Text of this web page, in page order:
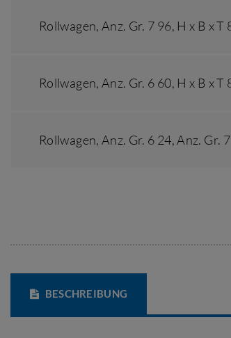
Rollwagen, Anz. Gr. 7 96, H x B x T
Rollwagen, Anz. Gr. 6 60, H x B x T
Rollwagen, Anz. Gr. 6 24,Anz. Gr.
BESCHREIBUNG